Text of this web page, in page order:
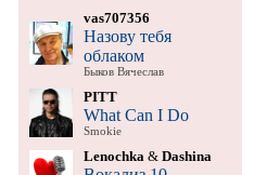
vas707356
Назову тебя
облаком
Быков Вячеслав
PITT
What Can I Do
Smokie
Lenochka & Dashina